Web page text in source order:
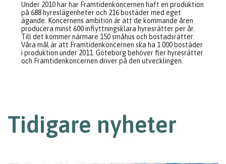
Under 2010 har har Framtidenkoncernen haft en produktion
på 688 hyreslägenheter och 216 bostäder med eget
ägande. Koncernens ambition är att de kommande åren
producera minst 600 inflyttningsklara hyresrätter per år.
Till det kommer närmare 150 småhus och bostadsrätter.
Våra mål är att Framtidenkoncernen ska ha 1 000 bostäder
i produktion under 2011. Göteborg behöver fler hyresrätter
och Framtidenkoncernen driver på den utvecklingen.
Tidigare nyheter